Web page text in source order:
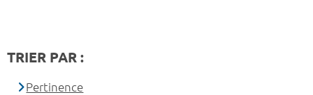
TRIER PAR :
Pertinence